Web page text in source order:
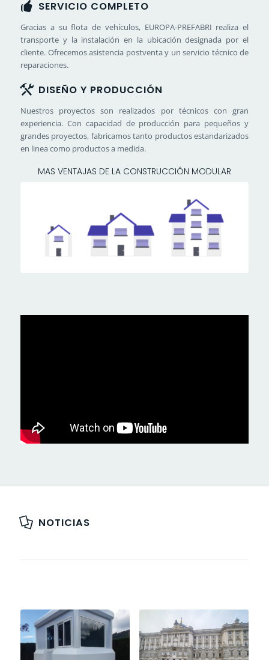
SERVICIO COMPLETO
Gracias a su flota de vehículos, EUROPA-PREFABRI realiza el
transporte y la instalación en la ubicación designada por el
cliente. Ofrecemos asistencia postventa y un servicio técnico de
reparaciones.
DISEÑO Y PRODUCCIÓN
Nuestros proyectos son realizados por técnicos con gran
experiencia. Con capacidad de producción para pequeños y
grandes proyectos, fabricamos tanto productos estandarizados
en linea como productos a medida.
MAS VENTAJAS DE LA CONSTRUCCIÓN MODULAR
NOTICIAS